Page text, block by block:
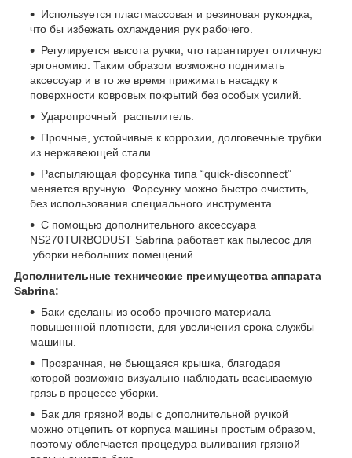
Используется пластмассовая и резиновая рукоядка,
что бы избежать охлаждения рук рабочего.
Регулируется высота ручки, что гарантирует отличную
эргономию. Таким образом возможно поднимать
аксессуар и в тo же время прижимать насадку к
поверхности ковровых покрытий без особых усилий.
Ударопрочный распылитель.
Прочные, устойчивые к коррозии, долговечные трубки
из нержавеющей стали.
Распыляющая форсунка типа “quick-disconnect”
меняется вручную. Форсунку можно быстро очистить,
без использования специального инструмента.
С помощью дополнительного аксессуара
NS270TURBODUST Sabrina работает как пылесос для
уборки небольших помещений.
Дополнительные технические преимущества аппарата
Sabrina:
Баки cделаны из особо прочного материала
повышенной плотности, для увеличения срока службы
машины.
Прозрачная, не бьющаяся крышка, благодаря
которой возможно визуально наблюдать всасываемую
грязь в процессе уборки.
Бак для грязной воды с дополнительной ручкой
можно отцепить от корпуса машины простым образом,
поэтому облегчается процедура выливания грязной